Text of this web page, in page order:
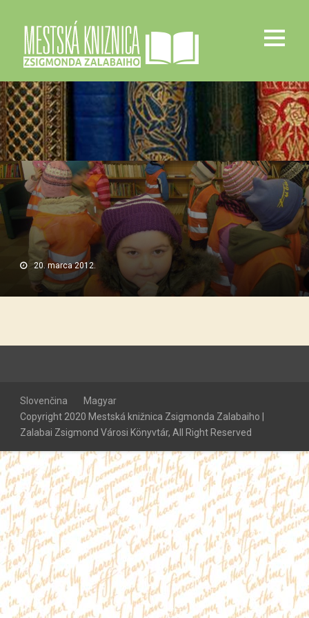
20. marca 2012.
Slovenčina
Magyar
Copyright 2020 Mestská knižnica Zsigmonda Zalabaiho |
Zalabai Zsigmond Városi Könyvtár, All Right Reserved